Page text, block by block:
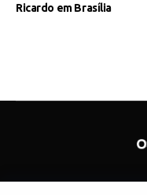
Ricardo em Brasília
SOBRE CONTATO